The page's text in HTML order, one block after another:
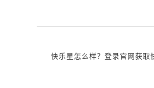
快乐星怎么样？登录官网获